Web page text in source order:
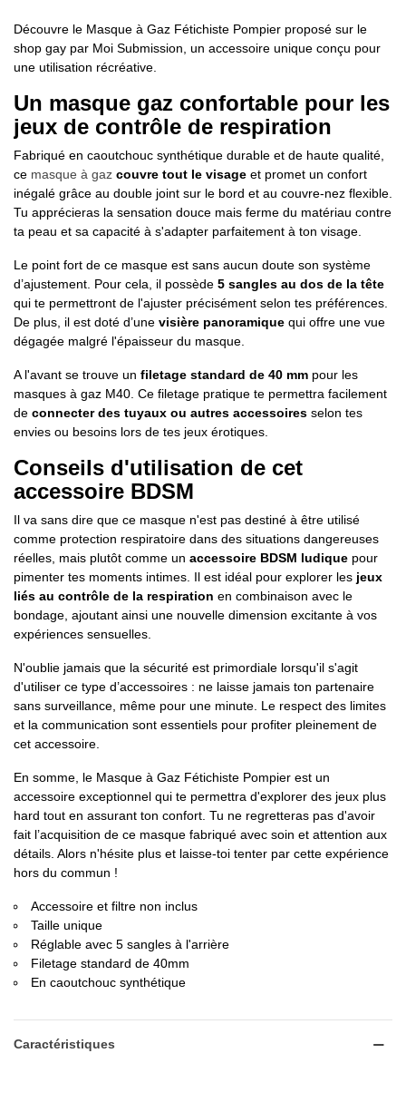
Découvre le Masque à Gaz Fétichiste Pompier proposé sur le
shop gay par Moi Submission, un accessoire unique conçu pour
une utilisation récréative.
Un masque gaz confortable pour les
jeux de contrôle de respiration
Fabriqué en caoutchouc synthétique durable et de haute qualité,
ce masque à gaz couvre tout le visage et promet un confort
inégalé grâce au double joint sur le bord et au couvre-nez flexible.
Tu apprécieras la sensation douce mais ferme du matériau contre
ta peau et sa capacité à s'adapter parfaitement à ton visage.
Le point fort de ce masque est sans aucun doute son système
d’ajustement. Pour cela, il possède 5 sangles au dos de la tête
qui te permettront de l'ajuster précisément selon tes préférences.
De plus, il est doté d’une visière panoramique qui offre une vue
dégagée malgré l'épaisseur du masque.
A l'avant se trouve un filetage standard de 40 mm pour les
masques à gaz M40. Ce filetage pratique te permettra facilement
de connecter des tuyaux ou autres accessoires selon tes
envies ou besoins lors de tes jeux érotiques.
Conseils d'utilisation de cet
accessoire BDSM
Il va sans dire que ce masque n'est pas destiné à être utilisé
comme protection respiratoire dans des situations dangereuses
réelles, mais plutôt comme un accessoire BDSM ludique pour
pimenter tes moments intimes. Il est idéal pour explorer les jeux
liés au contrôle de la respiration en combinaison avec le
bondage, ajoutant ainsi une nouvelle dimension excitante à vos
expériences sensuelles.
N'oublie jamais que la sécurité est primordiale lorsqu'il s'agit
d'utiliser ce type d’accessoires : ne laisse jamais ton partenaire
sans surveillance, même pour une minute. Le respect des limites
et la communication sont essentiels pour profiter pleinement de
cet accessoire.
En somme, le Masque à Gaz Fétichiste Pompier est un
accessoire exceptionnel qui te permettra d'explorer des jeux plus
hard tout en assurant ton confort. Tu ne regretteras pas d'avoir
fait l’acquisition de ce masque fabriqué avec soin et attention aux
détails. Alors n'hésite plus et laisse-toi tenter par cette expérience
hors du commun !
Accessoire et filtre non inclus
Taille unique
Réglable avec 5 sangles à l'arrière
Filetage standard de 40mm
En caoutchouc synthétique
Caractéristiques